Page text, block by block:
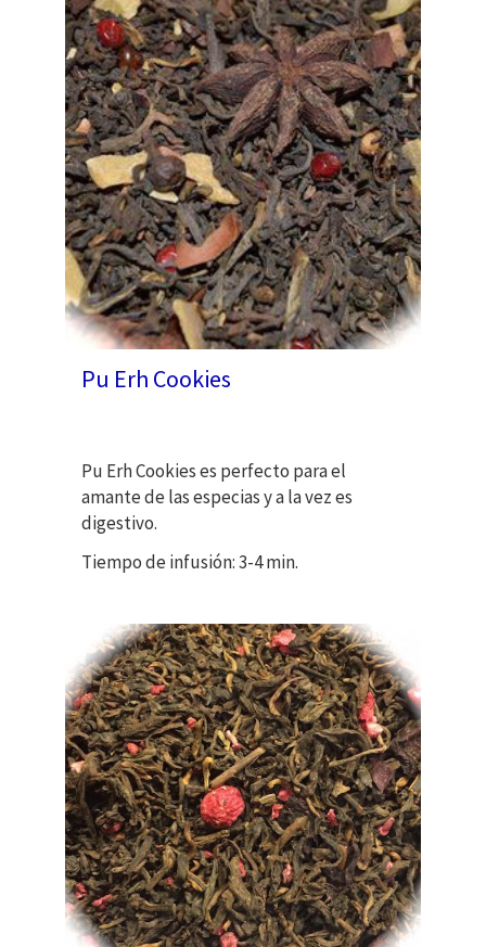
Pu Erh Cookies
Pu Erh Cookies es perfecto para el
amante de las especias y a la vez es
digestivo.
Tiempo de infusión: 3-4 min.